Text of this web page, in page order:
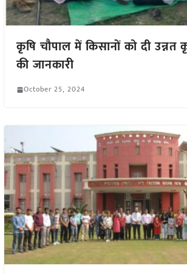
कृषि चौपाल में किसानों को दी
की जानकारी
October 25, 2024